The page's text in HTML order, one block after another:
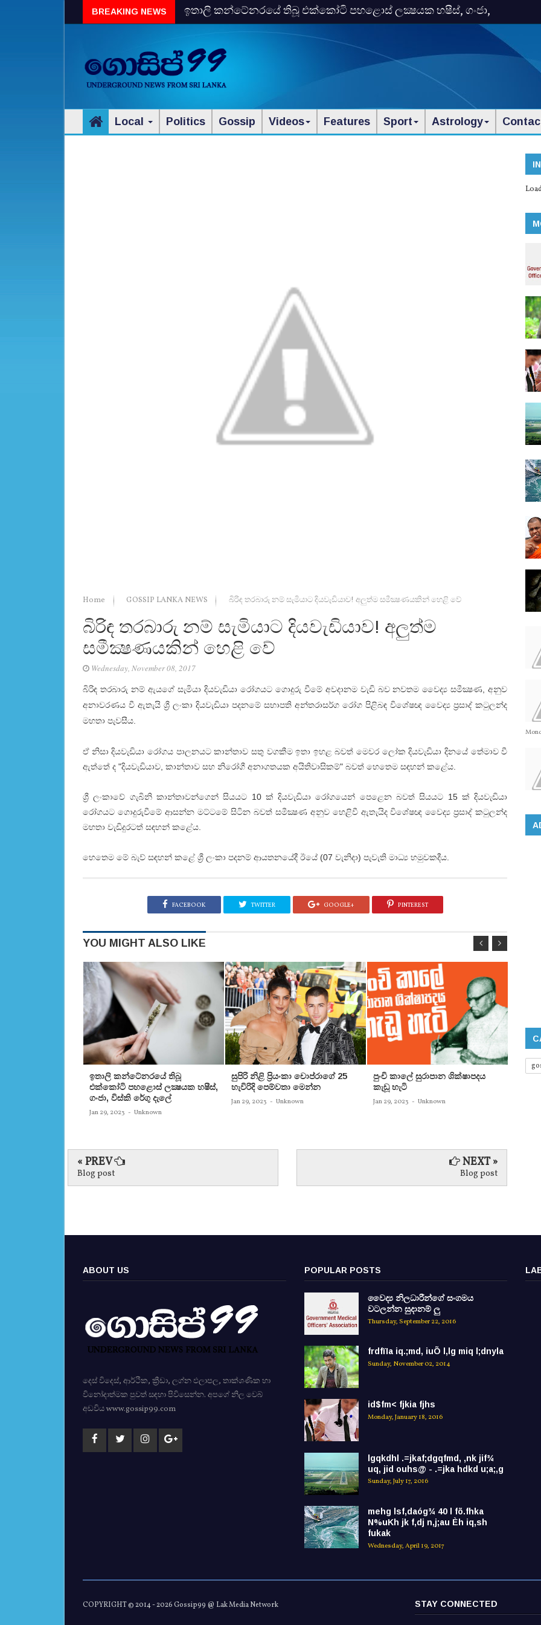
BREAKING NEWS
ඉතාලි කන්ටේනරයේ තිබූ එක්‌කෝටි පහළොස්‌ ලක්‍ෂයක හෂීස්‌, ගංජා,
Local Politics Gossip Videos Features Sport Astrology
Home GOSSIP LANKA NEWS බිරිඳ තරබාරු නම් සැමියාට දියවැඩියාව! අලුත්ම සමීක්‍ෂණයකින් හෙළි වේ
බිරිඳ තරබාරු නම් සැමියාට දියවැඩියාව! අලුත්ම
සමීක්‍ෂණයකින් හෙළි වේ
Wednesday, November 08, 2017
බිරිඳ තරබාරු නම් ඇයගේ සැමියා දියවැඩියා රෝගයට ගොදුරු වීමේ අවදානම වැඩි බව නවතම වෛද්‍ය සමීක්‍ෂණ, අනුව
අනාවරණය වී ඇතැයි ශ්‍රී ලංකා දියවැඩියා පදනමේ සභාපති අන්තරාසර්ග රෝග පිළිබඳ විශේෂඥ වෛද්‍ය ප්‍රසාද් කටුලන්ද
මහතා පැවසීය.
ඒ නිසා දියවැඩියා රෝගය පාලනයට කාන්තාව සතු වගකීම ඉතා ඉහළ බවත් මෙවර ලෝක දියවැඩියා දිනයේ තේමාව වී
ඇත්තේ ද "දියවැඩියාව, කාන්තාව සහ නිරෝගී අනාගතයක අයිතිවාසිකම්" බවත් හෙතෙම සඳහන් කළේය.
ශ්‍රී ලංකාවේ ගැබිනි කාන්තාවන්ගෙන් සියයට 10 ක්‌ දියවැඩියා රෝගයෙන් පෙළෙන බවත් සියයට 15 ක්‌ දියවැඩියා
රෝගයට ගොදුරුවීමේ ආසන්න මට්‌ටමේ සිටින බවත් සමීක්‍ෂණ අනුව හෙළිවී ඇතැයිද විශේෂඥ වෛද්‍ය ප්‍රසාද් කටුලන්ද
මහතා වැඩිදුරටත් සඳහන් කළේය.
හෙතෙම මේ බැව් සඳහන් කළේ ශ්‍රී ලංකා පදනම් ආයතනයේදී ඊයේ (07 වැනිදා) පැවැති මාධ්‍ය හමුවකදීය.
FACEBOOK TWITTER GOOGLE+ PINTEREST
YOU MIGHT ALSO LIKE
ඉතාලි කන්ටේනරයේ තිබූ
එක්‌කෝටි පහළොස්‌ ලක්‍ෂයක හෂීස්‌,
ගංජා, විස්‌කි රේගු දැලේ
Jan 29, 2023 - Unknown
සුපිරි නිළි ප්‍රියංකා චොප්රාගේ 25
හැවිරිදි පෙම්වතා මෙන්න
Jan 29, 2023 - Unknown
පුංචි කාලේ සුරාපාන ශික්ෂාපදය
කැඩූ හැටි
Jan 29, 2023 - Unknown
සතුන්
« PREV
Blog post
NEXT »
Blog post
ABOUT US
දෙස් විදෙස්, ආර්ථික, ක්‍රීඩා, ලග්න ඵලාපල, තාක්ශණික හා
විනෝදාත්මක පුවත් සඳහා පිවිසෙන්න. අපගේ නිල වෙබ්
අඩවිය www.gossip99.com
POPULAR POSTS
වෛද්‍ය නිලධාරීන්ගේ සංගමය
වටලන්න සුදානම් ලු
Thursday, September 22, 2016
frdfïIa iq.;md, iuÕ l,lg miq l;dnyla
Sunday, November 02, 2014
id$fm< fjkia fjhs
Monday, January 18, 2016
lgqkdhl .=jkaf;dgqfmd, ,nk jif¾
uq, jid ouhs@ - .=jka hdkd u;a;,g
Sunday, July 17, 2016
mehg lsf,daóg¾ 40 l fõ.fhka
N%uKh jk f,dj n,j;au Èh iq,sh
fukak
Wednesday, April 19, 2017
COPYRIGHT © 2014 -2026 Gossip99 @ Lak Media Network STAY CONNECTED